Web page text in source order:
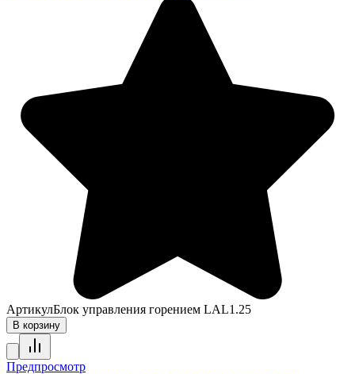
АртикулБлок управления горением LAL1.25
В корзину
Предпросмотр